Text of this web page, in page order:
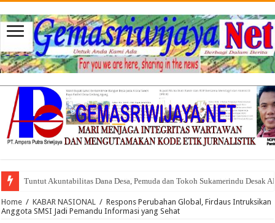
Tuntut Akuntabilitas Dana Desa, Pemuda dan Tokoh Sukamerindu Desak
Home / KABAR NASIONAL / Respons Perubahan Global, Firdaus Intruksikan
Anggota SMSI Jadi Pemandu Informasi yang Sehat